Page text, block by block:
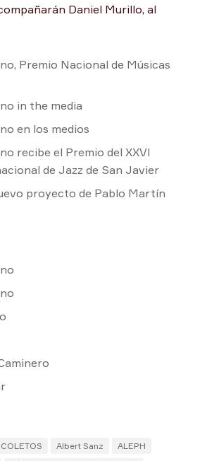
Daniel Murillo, al
Premio Nacional de Músicas
in the media
en los medios
recibe el Premio del XXVI
de Jazz de San Javier
proyecto de Pablo Martín
Albert Sanz
ALEPH